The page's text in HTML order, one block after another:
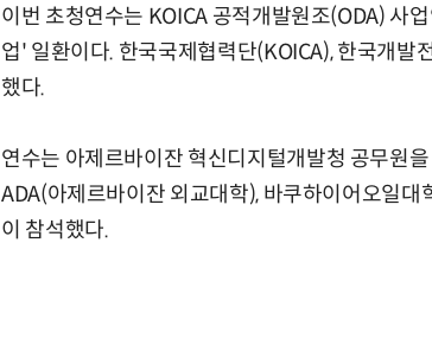
이번 초청연수는 KOICA 공적개발원조(ODA) 사
업' 일환이다. 한국국제협력단(KOICA), 한국개
했다.
연수는 아제르바이잔 혁신디지털개발청 공무원
ADA(아제르바이잔 외교대학), 바쿠하이어오일
이 참석했다.